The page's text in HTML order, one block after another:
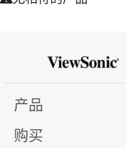
产品
购买